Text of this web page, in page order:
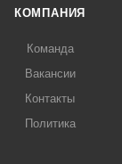
КОМПАНИЯ
Команда
Вакансии
Контакты
Политика